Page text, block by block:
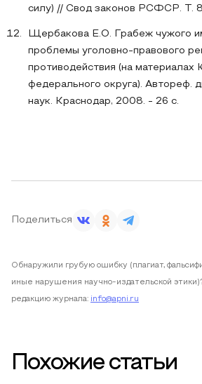
силу) // Свод законов РСФСР. Т.
Щербакова Е.О. Грабеж чужого
проблемы уголовно-правового
противодействия (на материалах
федерального округа). Автореф.
наук. Краснодар, 2008. - 26 c.
Поделиться
Обнаружили грубую ошибку (плагиат,
иные нарушения научно-издательской
редакцию журнала: info@apni.ru
Похожие статьи